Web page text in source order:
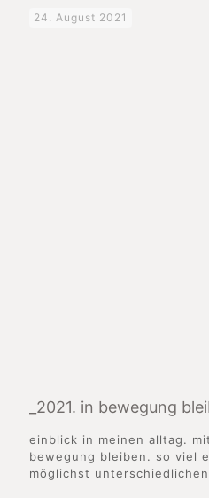
24. August 2021
_2021. in bewegung
einblick in meinen alltag.
bewegung bleiben. so viel
möglichst